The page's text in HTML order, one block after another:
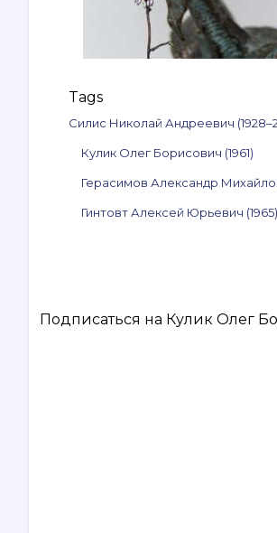
Tags
Силис Николай Андреевич
Кулик Олег Борисович (1961)
Герасимов Александр
Гинтовт Алексей Юрьевич (1965)
Подписаться на Кулик Олег